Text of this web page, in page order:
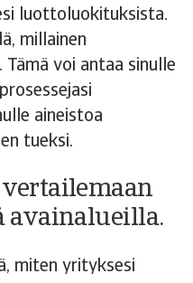
luottoluokituksista.
millainen
voi antaa sinulle
aineistoa
tueksi.
vertailemaan
miten yrityksesi